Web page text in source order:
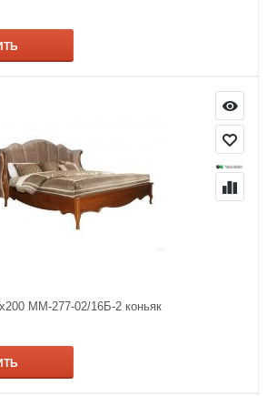
ММ-277-02/16Б-2 коньяк